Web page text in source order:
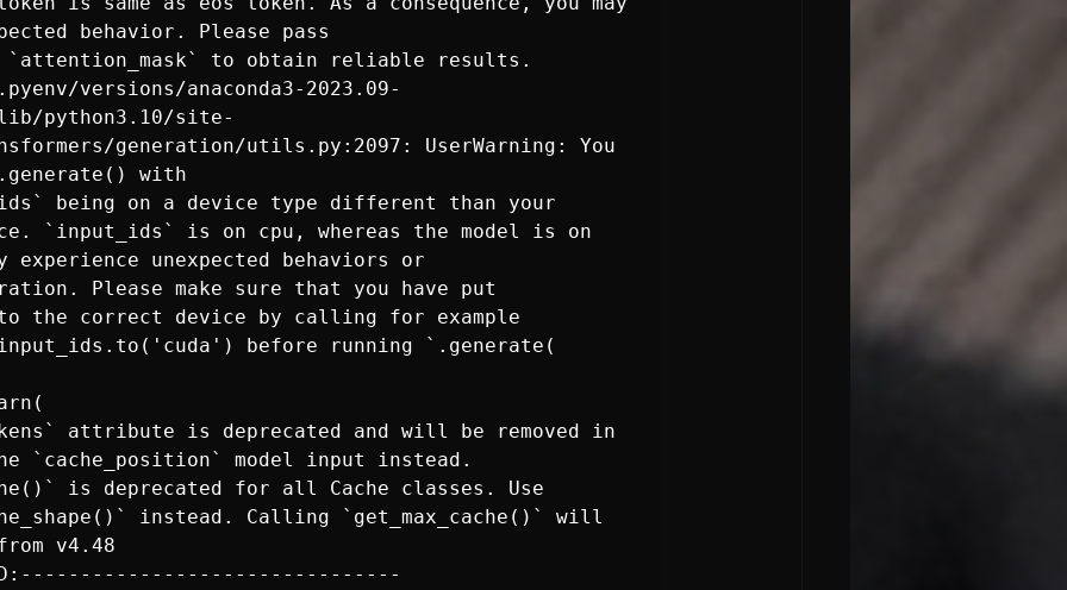
behavior. Please pass
to obtain reliable results.
versions/anaconda3-2023.09-
python3.10/site-
generation/utils.py:2097: UserWarning: You
with
`input_ids` is on cpu, whereas the model is on
experience unexpected behaviors or
the correct device by calling for example
before running `.generate(
attribute is deprecated and will be removed in
`cache_position` model input instead.
is deprecated for all Cache classes. Use
instead. Calling `get_max_cache()` will
v4.48